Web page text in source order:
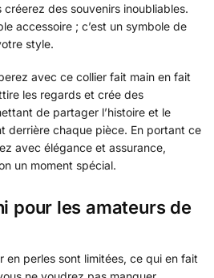
des souvenirs inoubliables.
accessoire ; c’est un symbole de
style.
avec ce collier fait main en fait
les regards et crée des
de partager l’histoire et le
derrière chaque pièce. En portant ce
avec élégance et assurance,
un moment spécial.
pour les amateurs de
en perles sont limitées, ce qui en fait